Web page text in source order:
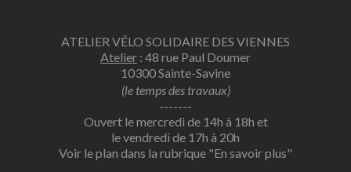
ATELIER VÉLO SOLIDAIRE DES VIENNES
Atelier : 48 rue Paul Doumer
10300 Sainte-Savine
(le temps des travaux)
-------
Ouvert le mercredi de 14h à 18h et
le vendredi de 17h à 20h
Voir le plan dans la rubrique "En savoir plus"